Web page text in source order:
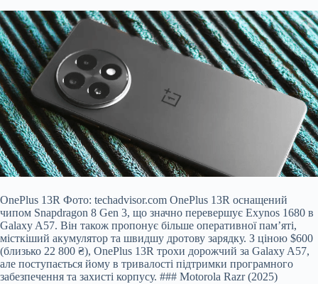
OnePlus 13R Фото: techadvisor.com OnePlus 13R оснащений
чипом Snapdragon 8 Gen 3, що значно перевершує Exynos 1680 в
Galaxy A57. Він також пропонує більше оперативної пам’яті,
місткіший акумулятор та швидшу дротову зарядку. З ціною $600
(близько 22 800 ₴), OnePlus 13R трохи дорожчий за Galaxy A57,
але поступається йому в тривалості підтримки програмного
забезпечення та захисті корпусу. ### Motorola Razr (2025)